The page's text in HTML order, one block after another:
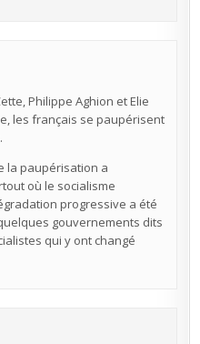
Philippe Aghion et Elie
les français se paupérisent
la paupérisation a
où le socialisme
progressive a été
gouvernements dits
qui y ont changé